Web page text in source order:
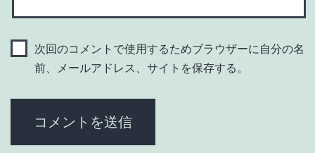
次回のコメントで使用するためブラウザーに自分の名
前、メールアドレス、サイトを保存する。